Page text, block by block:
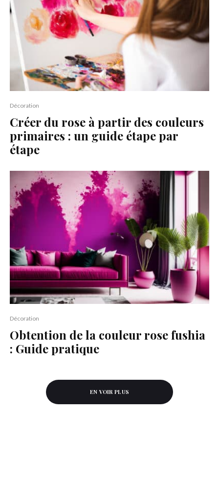
Décoration
Créer du rose à partir des couleurs
primaires : un guide étape par
étape
Décoration
Obtention de la couleur rose fushia
: Guide pratique
EN VOIR PLUS